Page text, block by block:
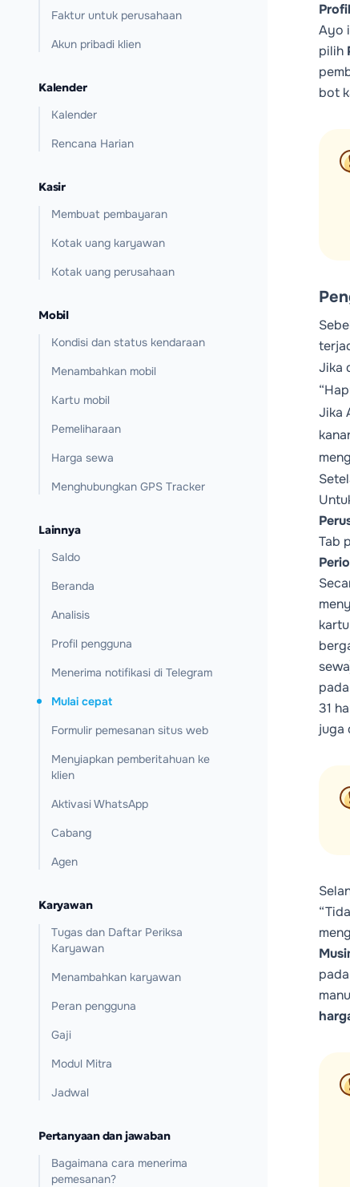
Faktur untuk perusahaan
Akun pribadi klien
Kalender
Kalender
Rencana Harian
Kasir
Membuat pembayaran
Kotak uang karyawan
Kotak uang perusahaan
Mobil
Kondisi dan status kendaraan
Menambahkan mobil
Kartu mobil
Pemeliharaan
Harga sewa
Menghubungkan GPS Tracker
Lainnya
Saldo
Beranda
Analisis
Profil pengguna
Menerima notifikasi di Telegram
Mulai cepat
Formulir pemesanan situs web
Menyiapkan pemberitahuan ke
klien
Aktivasi WhatsApp
Cabang
Agen
Karyawan
Tugas dan Daftar Periksa
Karyawan
Menambahkan karyawan
Peran pengguna
Gaji
Modul Mitra
Jadwal
Pertanyaan dan jawaban
Bagaimana cara menerima
pemesanan?
Ayo
pilih
bot
Jika
Jika
Tab
31
juga